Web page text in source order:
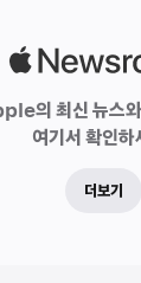
의 최신 뉴스
여기서 확인
더보기